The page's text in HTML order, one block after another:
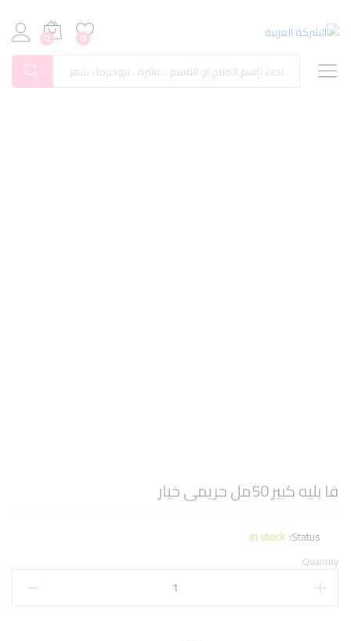
0
0
فا بليه كبير 50مل حريمى خيار
Status:
In stock
Quantity: